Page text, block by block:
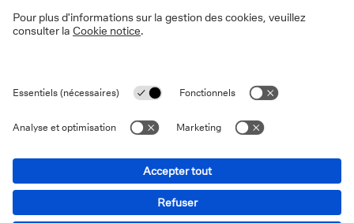
Vie privée
Cookies
Déclaration d'accessibilité